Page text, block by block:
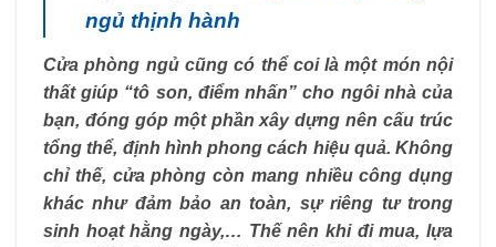
ngủ thịnh hành
Cửa phòng ngủ cũng có thể coi là một món nội
thất giúp “tô son, điểm nhấn” cho ngôi nhà của
bạn, đóng góp một phần xây dựng nên cấu trúc
tổng thể, định hình phong cách hiệu quả. Không
chỉ thế, cửa phòng còn mang nhiều công dụng
khác như đảm bảo an toàn, sự riêng tư trong
sinh hoạt hằng ngày,… Thế nên khi đi mua, lựa